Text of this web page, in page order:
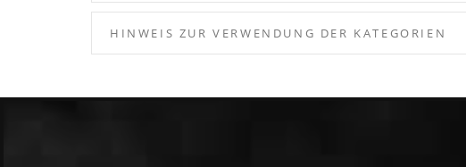
HINWEIS ZUR VERWENDUNG DER KATEGORIEN